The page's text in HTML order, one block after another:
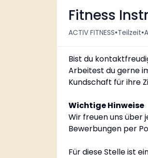
Fitness
ACTIV FITNESS•Teilzeit•
Bist du
Arbeitest du gerne
Kundschaft für ihre
Wichtige Hinweise
Wir freuen uns über
Bewerbungen per
Für diese Stelle ist